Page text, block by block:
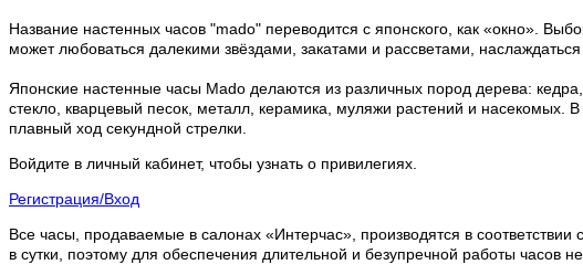
Название настенных часов "mado" переводится с японского, как «окно».
может любоваться далекими звёздами, закатами и рассветами,
Японские настенные часы Mado делаются из различных пород дерева:
стекло, кварцевый песок, металл, керамика, муляжи растений и
плавный ход секундной стрелки.
Войдите в личный кабинет, чтобы узнать о привилегиях.
Регистрация/Вход
Все часы, продаваемые в салонах «Интерчас», производятся в
в сутки, поэтому для обеспечения длительной и безупречной работы часов